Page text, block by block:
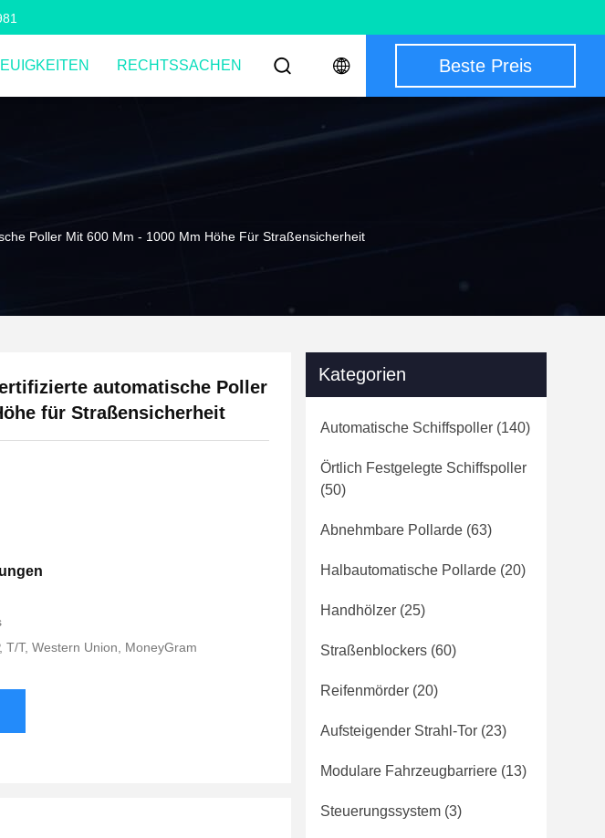
RECHTSSACHEN Beste Preis
Poller Mit 600 Mm - 1000 Mm Höhe Für Straßensicherheit
automatische Poller
für Straßensicherheit
T, Western Union, MoneyGram
Kategorien
Automatische Schiffspoller (140)
Örtlich Festgelegte Schiffspoller
(50)
Abnehmbare Pollarde (63)
Halbautomatische Pollarde (20)
Handhölzer (25)
Straßenblockers (60)
Reifenmörder (20)
Aufsteigender Strahl-Tor (23)
Modulare Fahrzeugbarriere (13)
Steuerungssystem (3)